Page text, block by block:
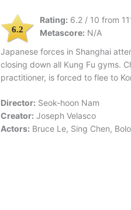
6.2
Rating: 6.2 / 10 from
Metascore: N/A
Japanese forces in Shanghai
closing down all Kung Fu gyms.
practitioner, is forced to flee to
Director: Seok-hoon Nam
Creator: Joseph Velasco
Actors: Bruce Le, Sing Chen,